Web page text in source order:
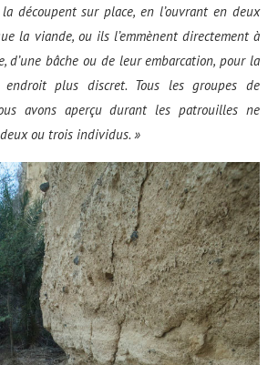
découpent sur place, en l’ouvrant en deux
la viande, ou ils l’emmènent directement à
d’une bâche ou de leur embarcation, pour la
plus discret. Tous les groupes de
avons aperçu durant les patrouilles ne
deux ou trois individus. »